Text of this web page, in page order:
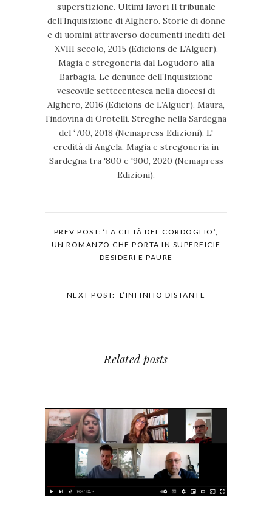
superstizione. Ultimi lavori Il tribunale
dell’Inquisizione di Alghero. Storie di donne
e di uomini attraverso documenti inediti del
XVIII secolo, 2015 (Edicions de L’Alguer).
Magia e stregoneria dal Logudoro alla
Barbagia. Le denunce dell’Inquisizione
vescovile settecentesca nella diocesi di
Alghero, 2016 (Edicions de L’Alguer). Maura,
l’indovina di Orotelli. Streghe nella Sardegna
del ‘700, 2018 (Nemapress Edizioni). L'
eredità di Angela. Magia e stregoneria in
Sardegna tra '800 e '900, 2020 (Nemapress
Edizioni).
PREV POST: ‘LA CITTÀ DEL CORDOGLIO’,
UN ROMANZO CHE PORTA IN SUPERFICIE
DESIDERI E PAURE
NEXT POST: L’INFINITO DISTANTE
Related posts